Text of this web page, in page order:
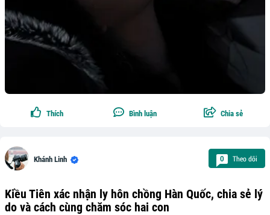
Thích Bình luận Chia sẻ
Khánh Linh 0 Theo dõi
Kiều Tiên xác nhận ly hôn chồng Hàn Quốc, chia sẻ lý
do và cách cùng chăm sóc hai con